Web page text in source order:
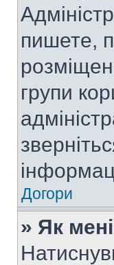
пишете,
групи
Догори
» Як